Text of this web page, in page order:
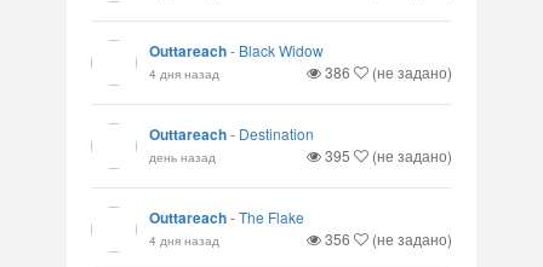
Outtareach- Black Widow
4 дня назад 386 (не задано)
Outtareach- Destination
день назад 395 (не задано)
Outtareach-The Flake
4 дня назад 356 (не задано)